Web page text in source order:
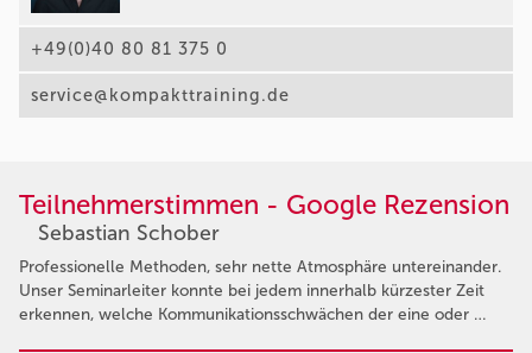
+49(0)40 80 81 375 0
service@kompakttraining.de
Teilnehmerstimmen - Google Rezension
Sebastian Schober
Professionelle Methoden, sehr nette Atmosphäre untereinander.
Unser Seminarleiter konnte bei jedem innerhalb kürzester Zeit
erkennen, welche Kommunikationsschwächen der eine oder …